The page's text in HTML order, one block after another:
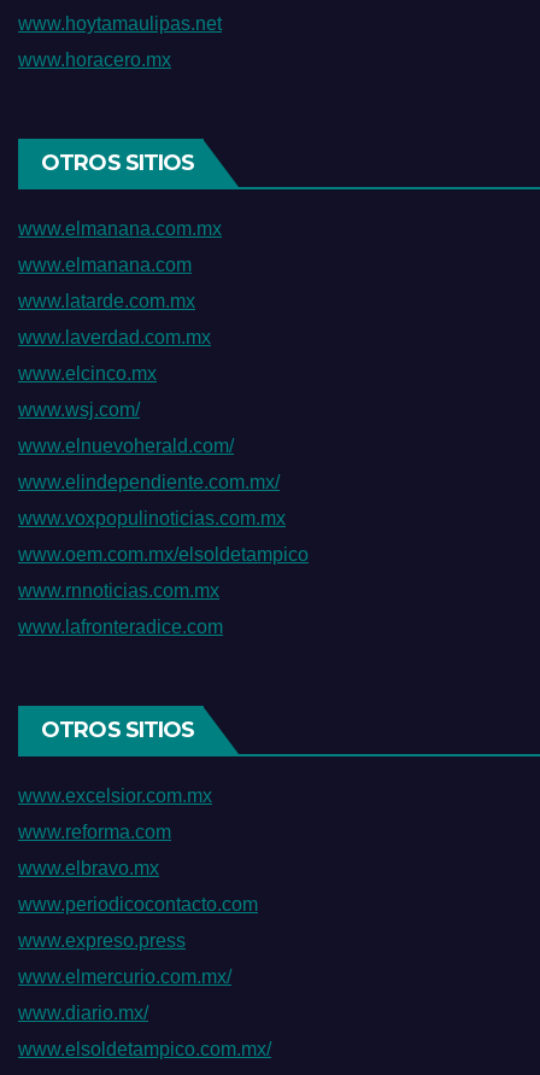
www.hoytamaulipas.net
www.horacero.mx
OTROS SITIOS
www.elmanana.com.mx
www.elmanana.com
www.latarde.com.mx
www.laverdad.com.mx
www.elcinco.mx
www.wsj.com/
www.elnuevoherald.com/
www.elindependiente.com.mx/
www.voxpopulinoticias.com.mx
www.oem.com.mx/elsoldetampico
www.rnnoticias.com.mx
www.lafronteradice.com
OTROS SITIOS
www.excelsior.com.mx
www.reforma.com
www.elbravo.mx
www.periodicocontacto.com
www.expreso.press
www.elmercurio.com.mx/
www.diario.mx/
www.elsoldetampico.com.mx/